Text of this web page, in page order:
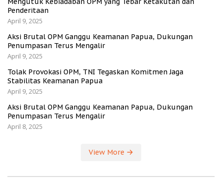
Penderitaan
April 9, 2025
Aksi Brutal OPM Ganggu Keamanan Papua, Dukungan
Penumpasan Terus Mengalir
April 9, 2025
Tolak Provokasi OPM, TNI Tegaskan Komitmen Jaga
Stabilitas Keamanan Papua
April 9, 2025
Aksi Brutal OPM Ganggu Keamanan Papua, Dukungan
Penumpasan Terus Mengalir
April 8, 2025
View More